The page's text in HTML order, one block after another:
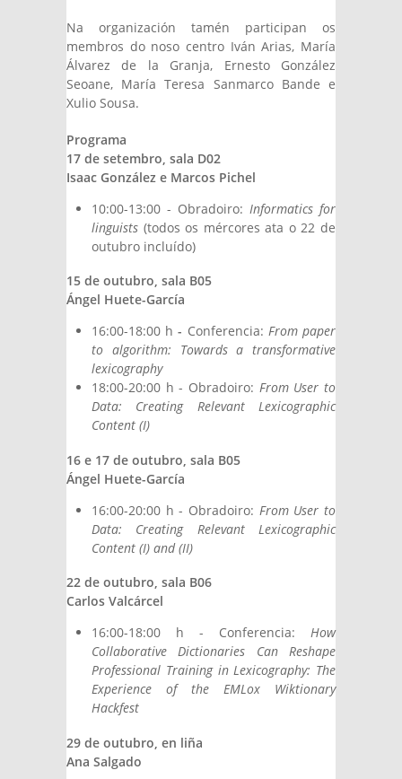
Na organización tamén participan os
membros do noso centro Iván Arias, María
Álvarez de la Granja, Ernesto González
Seoane, María Teresa Sanmarco Bande e
Xulio Sousa.
Programa
17 de setembro, sala D02
Isaac González e Marcos Pichel
10:00-13:00 - Obradoiro: Informatics for
linguists (todos os mércores ata o 22 de
outubro incluído)
15 de outubro, sala B05
Ángel Huete-García
16:00-18:00 h - Conferencia: From paper
to algorithm: Towards a transformative
lexicography
18:00-20:00 h - Obradoiro: From User to
Data: Creating Relevant Lexicographic
Content (I)
16 e 17 de outubro, sala B05
Ángel Huete-García
16:00-20:00 h - Obradoiro: From User to
Data: Creating Relevant Lexicographic
Content (I) and (II)
22 de outubro, sala B06
Carlos Valcárcel
16:00-18:00 h - Conferencia: How
Collaborative Dictionaries Can Reshape
Professional Training in Lexicography: The
Experience of the EMLox Wiktionary
Hackfest
29 de outubro, en liña
Ana Salgado